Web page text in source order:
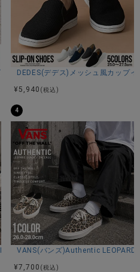
ています。
さ8全長28幅(最短6.5/最長10)
グシューズ/全4色
DEDES(デデス)メッシュ風カップ
¥ 5,940 (税込)
全1色
4
VANS(バンズ)Authentic
¥7,700 (税込)